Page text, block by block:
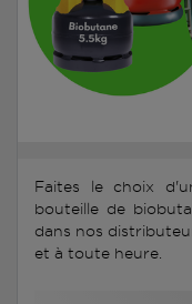
Faites le choix
bouteille de
dans nos
et à toute heure.